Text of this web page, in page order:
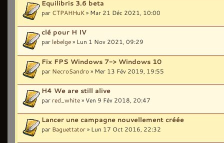
Equilibris 3.6 beta
par CTPAHHuK» Mar 21 Déc 2021, 10:00
clé pour H IV
par lebelge» Lun 1 Nov 2021, 09:29
Fix FPS Windows 7-> Windows 10
par NecroSandro» Mer 13 Fév 2019, 19:55
H4 We are still alive
par red_white» Ven 9 Fév 2018, 20:47
Lancer une campagne nouvellement créée
par Baguettator» Lun 17 Oct 2016, 22:32